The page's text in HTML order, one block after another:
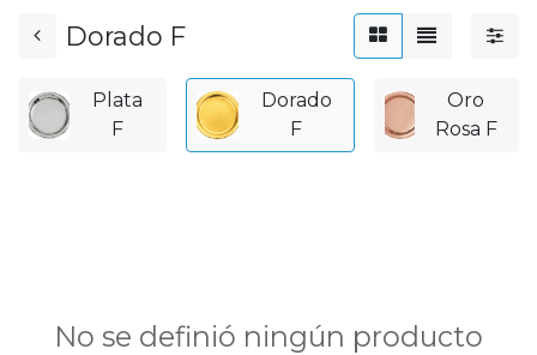
Dorado F
Plata
F
Dorado
F
Oro
Rosa F
No se definió ningún producto